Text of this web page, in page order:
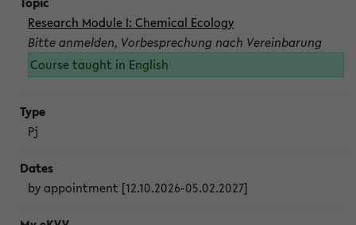
Research Module I: Chemical Ecology
Bitte anmelden, Vorbesprechung nach Vereinbarung
Course taught in English
Pj
by appointment [12.10.2026-05.02.2027]